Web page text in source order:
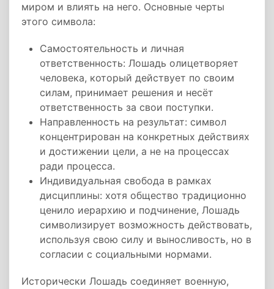
миром и влиять на него. Основные черты
этого символа:
Самостоятельность и личная
ответственность: Лошадь олицетворяет
человека, который действует по своим
силам, принимает решения и несёт
ответственность за свои поступки.
Направленность на результат: символ
концентрирован на конкретных действиях
и достижении цели, а не на процессах
ради процесса.
Индивидуальная свобода в рамках
дисциплины: хотя общество традиционно
ценило иерархию и подчинение, Лошадь
символизирует возможность действовать,
используя свою силу и выносливость, но в
согласии с социальными нормами.
Исторически Лошадь соединяет военную,